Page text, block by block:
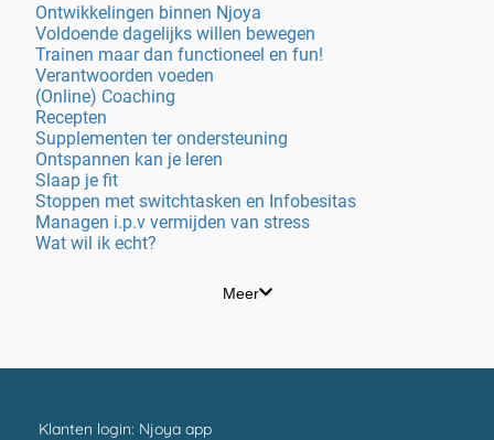
Ontwikkelingen binnen Njoya
Voldoende dagelijks willen bewegen
Trainen maar dan functioneel en fun!
Verantwoorden voeden
(Online) Coaching
Recepten
Supplementen ter ondersteuning
Ontspannen kan je leren
Slaap je fit
Stoppen met switchtasken en Infobesitas
Managen i.p.v vermijden van stress
Wat wil ik echt?
Meer
Klanten login: Njoya app